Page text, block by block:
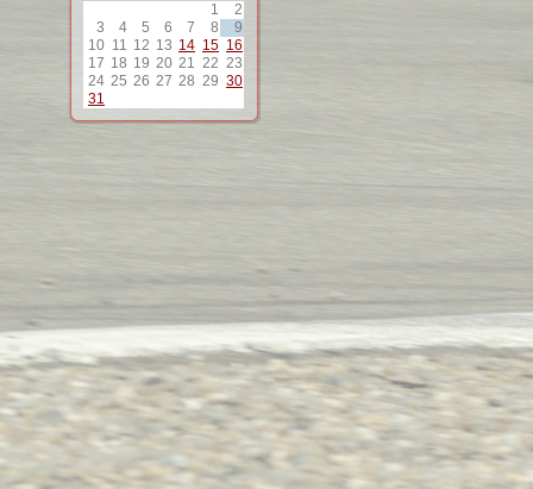
1
2
3
4 5 6 7 8
9
10 11 12 13 14 15 16
17 18 19 20 21 22 23
24 25 26 27 28 29 30
31